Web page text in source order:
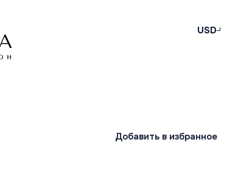
USD
Добавить в избранное